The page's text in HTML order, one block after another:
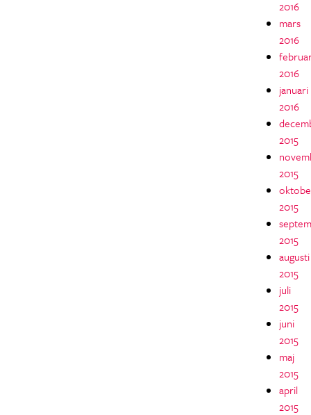
2016
mars
2016
2016
januari
2016
2015
2015
2015
2015
augusti
2015
juli
2015
juni
2015
maj
2015
april
2015